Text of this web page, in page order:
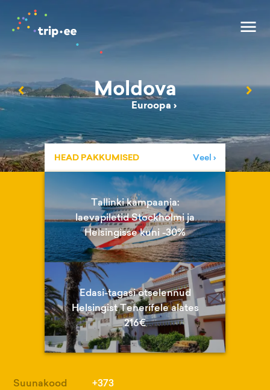
‹ Moldova
Euroopa ›
›
HEAD PAKKUMISED Veel ›
Tallinki kampaania:
laevapiletid Stockholmi ja
Helsingisse kuni -30%
Edasi-tagasi otselennud
Helsingist Tenerifele alates
216€
Suunakood
+373